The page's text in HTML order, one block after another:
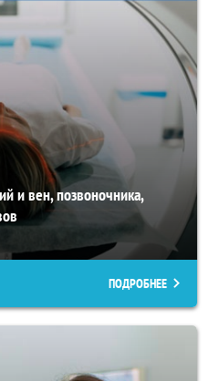
и вен, позвоночника,
ПОДРОБНЕЕ